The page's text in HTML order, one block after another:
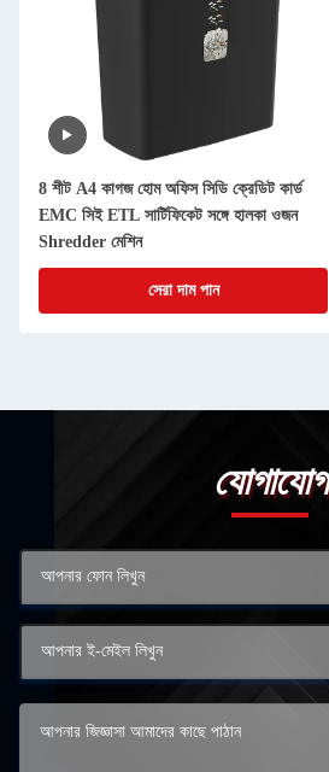
8 শীট A4 কাগজ হোম অফিস সিডি ক্রেডিট কার্ড
EMC সিই ETL সার্টিফিকেট সঙ্গে হালকা ওজন
Shredder মেশিন
সেরা দাম পান
যোগাযোগ